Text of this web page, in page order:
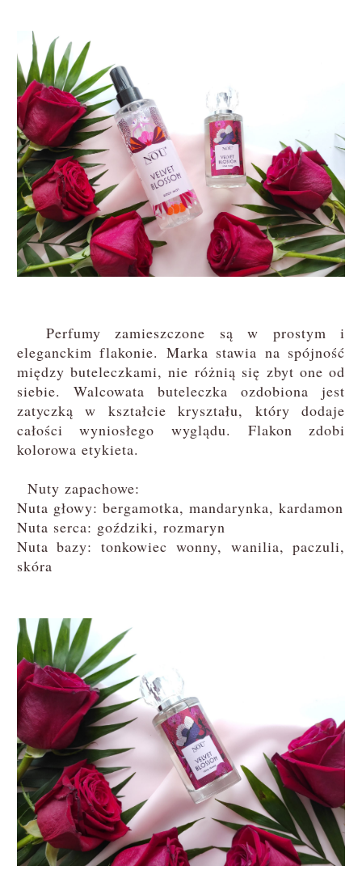
Perfumy zamieszczone są w prostym i
eleganckim flakonie. Marka stawia na spójność
między buteleczkami, nie różnią się zbyt one od
siebie. Walcowata buteleczka ozdobiona jest
zatyczką w kształcie kryształu, który dodaje
całości wyniosłego wyglądu. Flakon zdobi
kolorowa etykieta.
Nuty zapachowe:
Nuta głowy: bergamotka, mandarynka, kardamon
Nuta serca: goździki, rozmaryn
Nuta bazy: tonkowiec wonny, wanilia, paczuli,
skóra